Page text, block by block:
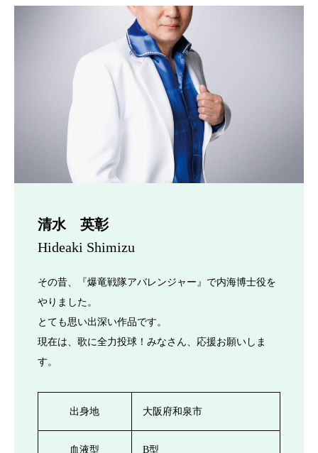
清水 英彰
Hideaki Shimizu
その昔、『爆竜戦隊アバレンジャー』で内海博士役を
やりました。
とても思い出深い作品です。
現在は、歌に全力投球！みなさん、応援お願いしま
す。
出身地 大阪府和泉市
血液型 B型